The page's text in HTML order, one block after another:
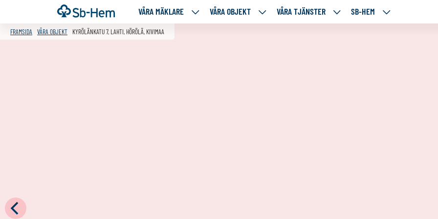
Till
innehållet
Framsida VÅRA MÄKLARE
VÅRA VÅRA OBJEKT
VÅRA VÅRA TJÄNSTER
VÅRASB-HEM
SB-
FRAMSIDA VÅRA OBJEKT KYRÖLÄNKATU 7, LAHTI, HÖRÖLÄ, KIVIMAA